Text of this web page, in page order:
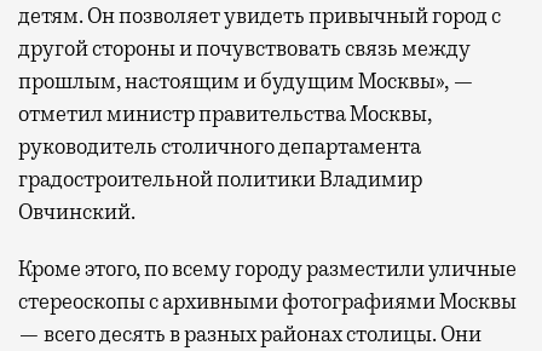
детям. Он позволяет увидеть привычный город с
другой стороны и почувствовать связь между
прошлым, настоящим и будущим Москвы», —
отметил министр правительства Москвы,
руководитель столичного департамента
градостроительной политики Владимир
Овчинский.
Кроме этого, по всему городу разместили уличные
стереоскопы с архивными фотографиями Москвы
— всего десять в разных районах столицы. Они